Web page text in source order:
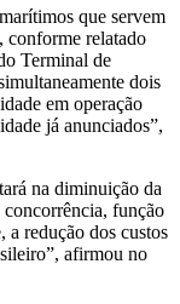
que servem
conforme relatado
Terminal de
dois
em operação
já anunciados”,
na diminuição da
concorrência, função
a redução dos custos
afirmou no